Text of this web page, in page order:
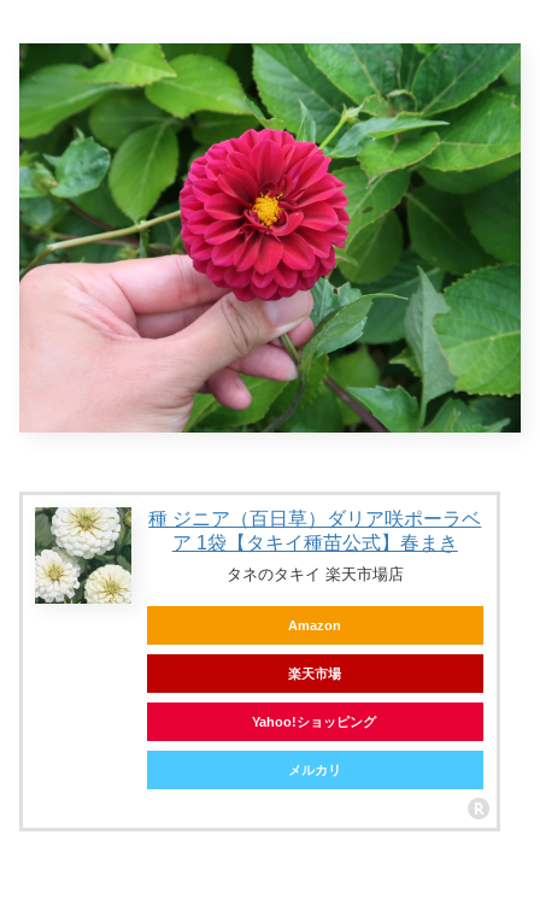
種 ジニア（百日草）ダリア咲ポーラベ
ア 1袋【タキイ種苗公式】春まき
タネのタキイ 楽天市場店
Amazon
楽天市場
Yahoo!ショッピング
メルカリ